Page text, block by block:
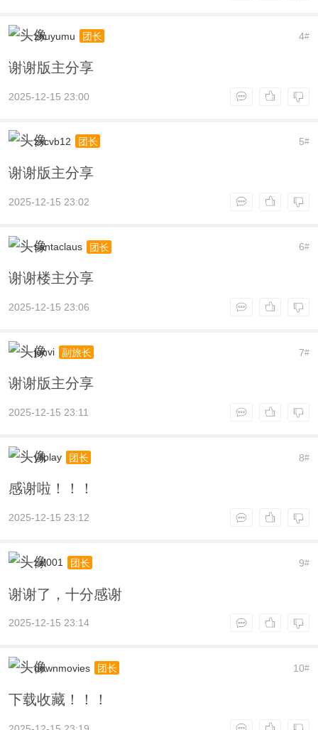
4#
zhuyumu 团长
谢谢版主分享
2025-12-15 23:00
5#
zxcvb12 团长
谢谢版主分享
2025-12-15 23:02
6#
santaclaus 团长
谢谢楼主分享
2025-12-15 23:06
7#
jonvi 副旅长
谢谢版主分享
2025-12-15 23:11
8#
yllplay 团长
感谢啦！！！
2025-12-15 23:12
9#
zzl001 团长
谢谢了，十分感谢
2025-12-15 23:14
10#
downmovies 团长
下载收藏！！！